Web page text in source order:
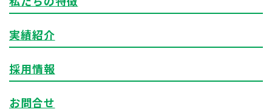
実績紹介
採用情報
お問合せ